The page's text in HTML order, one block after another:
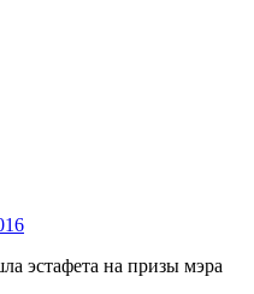
эстафета на призы мэра